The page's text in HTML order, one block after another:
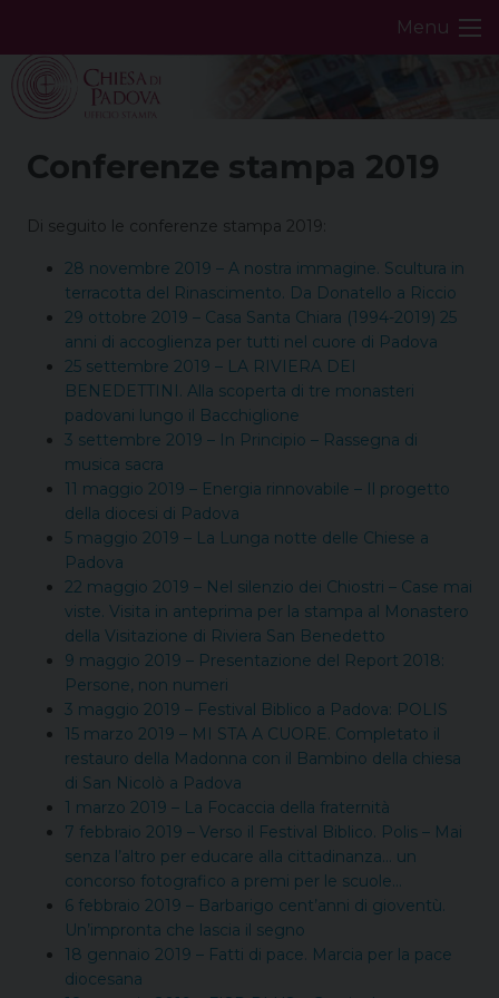
content
Menu
Conferenze stampa 2019
Di seguito le conferenze stampa 2019:
28 novembre 2019 – A nostra immagine. Scultura in
terracotta del Rinascimento. Da Donatello a Riccio
29 ottobre 2019 – Casa Santa Chiara (1994-2019) 25
anni di accoglienza per tutti nel cuore di Padova
25 settembre 2019 – LA RIVIERA DEI
BENEDETTINI. Alla scoperta di tre monasteri
padovani lungo il Bacchiglione
3 settembre 2019 – In Principio – Rassegna di
musica sacra
11 maggio 2019 – Energia rinnovabile – Il progetto
della diocesi di Padova
5 maggio 2019 – La Lunga notte delle Chiese a
Padova
22 maggio 2019 – Nel silenzio dei Chiostri – Case mai
viste. Visita in anteprima per la stampa al Monastero
della Visitazione di Riviera San Benedetto
9 maggio 2019 – Presentazione del Report 2018:
Persone, non numeri
3 maggio 2019 – Festival Biblico a Padova: POLIS
15 marzo 2019 – MI STA A CUORE. Completato il
restauro della Madonna con il Bambino della chiesa
di San Nicolò a Padova
1 marzo 2019 – La Focaccia della fraternità
7 febbraio 2019 – Verso il Festival Biblico. Polis – Mai
senza l’altro per educare alla cittadinanza… un
concorso fotografico a premi per le scuole…
6 febbraio 2019 – Barbarigo cent’anni di gioventù.
Un’impronta che lascia il segno
18 gennaio 2019 – Fatti di pace. Marcia per la pace
diocesana